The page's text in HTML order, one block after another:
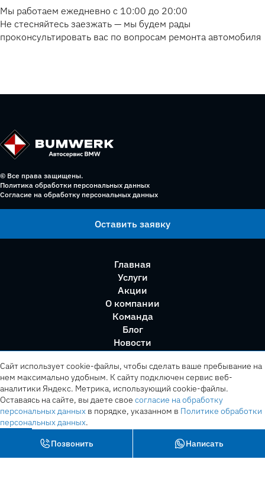
Мы работаем ежедневно с 10:00 до 20:00
Не стесняйтесь заезжать — мы будем рады
проконсультировать вас по вопросам ремонта автомобиля
© Все права защищены.
Политика обработки персональных данных
Согласие на обработку персональных данных
Оставить заявку
Главная
Услуги
Акции
О компании
Команда
Блог
Новости
Позвонить Написать
Сайт использует cookie-файлы, чтобы сделать ваше пребывание на
нем максимально удобным. К cайту подключен сервис веб-
аналитики Яндекс. Метрика, использующий cookie-файлы.
Оставаясь на сайте, вы даете свое согласие на обработку
персональных данных в порядке, указанном в Политике обработки
персональных данных.